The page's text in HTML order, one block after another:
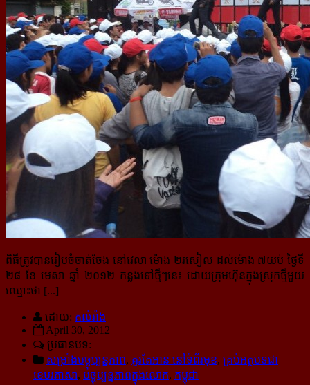
ពិធីត្រូវបានរៀបចំចាត់ចែង នៅវេលា ម៉ោង ២រសៀល ដល់ម៉ោង ៧យប់ ថ្ងៃទី
២៨ ខែ មេសា ឆ្នាំ ២០១២ កន្លងទៅថ្មីៗនេះ ដោយក្រុមហ៊ុនក្នុងស្រុកថ្មីមួយ
ឈ្មោះថា [...]
ដោយ: គល់រាំង
April 30, 2012
ប្រធានបទ:
សម្រាំងបច្ចុប្បន្នភាព, គួរតែអាន នៅទំព័រមុខ, គ្រប់អត្ថបទជា
ខេមរភាសា, បច្ចុប្បន្នភាពក្នុងលោក, កម្ពុជា